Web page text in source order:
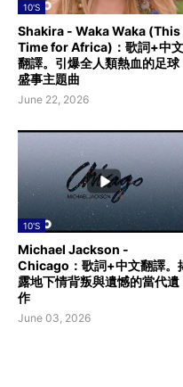
10'S
Shakira - Waka Waka (This
Time for Africa)：歌詞+中文
翻譯。引爆全人類熱血的足球
盛事主題曲
June 22, 2026
10'S
Michael Jackson -
Chicago：歌詞+中文翻譯。
露地下情背叛與遺憾的當代遺
作
June 03, 2026